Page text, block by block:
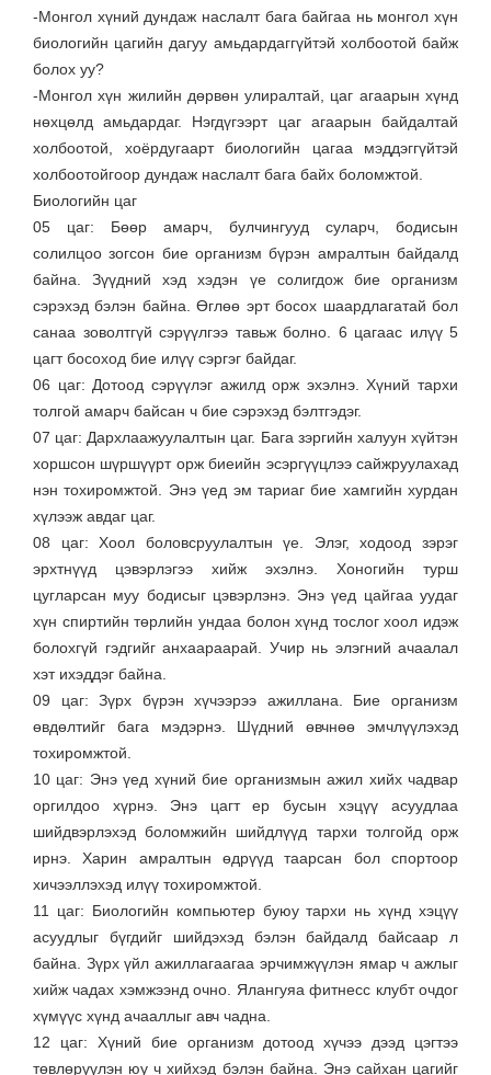
-Монгол хүний дундаж наслалт бага байгаа нь монгол хүн
биологийн цагийн дагуу амьдардаггүйтэй холбоотой байж
болох уу?
-Монгол хүн жилийн дөрвөн улиралтай, цаг агаарын хүнд
нөхцөлд амьдардаг. Нэгдүгээрт цаг агаарын байдалтай
холбоотой, хоёрдугаарт биологийн цагаа мэддэггүйтэй
холбоотойгоор дундаж наслалт бага байх боломжтой.
Биологийн цаг
05 цаг: Бөөр амарч, булчингууд суларч, бодисын
солилцоо зогсон бие организм бүрэн амралтын байдалд
байна. Зүүдний хэд хэдэн үе солигдож бие организм
сэрэхэд бэлэн байна. Өглөө эрт босох шаардлагатай бол
санаа зоволтгүй сэрүүлгээ тавьж болно. 6 цагаас илүү 5
цагт босоход бие илүү сэргэг байдаг.
06 цаг: Дотоод сэрүүлэг ажилд орж эхэлнэ. Хүний тархи
толгой амарч байсан ч бие сэрэхэд бэлтгэдэг.
07 цаг: Дархлаажуулалтын цаг. Бага зэргийн халуун хүйтэн
хоршсон шүршүүрт орж биеийн эсэргүүцлээ сайжруулахад
нэн тохиромжтой. Энэ үед эм тариаг бие хамгийн хурдан
хүлээж авдаг цаг.
08 цаг: Хоол боловсруулалтын үе. Элэг, ходоод зэрэг
эрхтнүүд цэвэрлэгээ хийж эхэлнэ. Хоногийн турш
цугларсан муу бодисыг цэвэрлэнэ. Энэ үед цайгаа уудаг
хүн спиртийн төрлийн ундаа болон хүнд тослог хоол идэж
болохгүй гэдгийг анхаараарай. Учир нь элэгний ачаалал
хэт ихэддэг байна.
09 цаг: Зүрх бүрэн хүчээрээ ажиллана. Бие организм
өвдөлтийг бага мэдэрнэ. Шүдний өвчнөө эмчлүүлэхэд
тохиромжтой.
10 цаг: Энэ үед хүний бие организмын ажил хийх чадвар
оргилдоо хүрнэ. Энэ цагт ер бусын хэцүү асуудлаа
шийдвэрлэхэд боломжийн шийдлүүд тархи толгойд орж
ирнэ. Харин амралтын өдрүүд таарсан бол спортоор
хичээллэхэд илүү тохиромжтой.
11 цаг: Биологийн компьютер буюу тархи нь хүнд хэцүү
асуудлыг бүгдийг шийдэхэд бэлэн байдалд байсаар л
байна. Зүрх үйл ажиллагаагаа эрчимжүүлэн ямар ч ажлыг
хийж чадах хэмжээнд очно. Ялангуяа фитнесс клубт очдог
хүмүүс хүнд ачааллыг авч чадна.
12 цаг: Хүний бие организм дотоод хүчээ дээд цэгтээ
төвлөрүүлэн юу ч хийхэд бэлэн байна. Энэ сайхан цагийг